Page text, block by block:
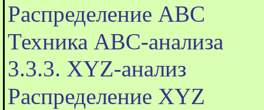
Распределение ABC
Техника АВС-анализа
3.3.3. XYZ-анализ
Распределение XYZ